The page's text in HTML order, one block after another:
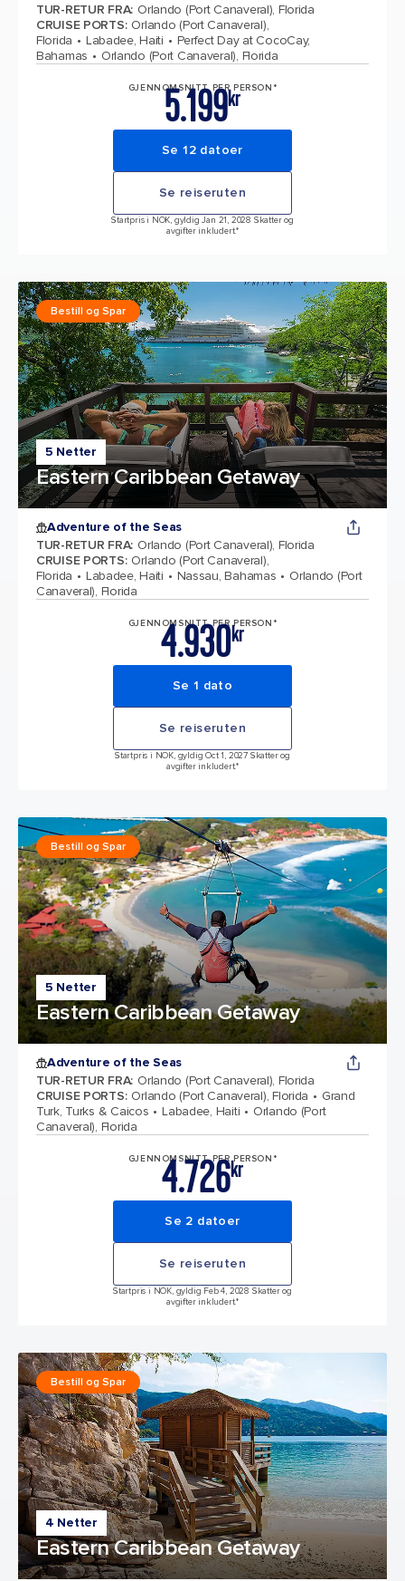
TUR-RETUR FRA: Orlando (Port Canaveral), Florida
CRUISE PORTS: Orlando (Port Canaveral),
Florida
Labadee, Haiti
Perfect Day at CocoCay,
Bahamas
Orlando (Port Canaveral), Florida
GJENNOMSNITT PER PERSON*
kr
5.199
Se 12 datoer
Se reiseruten
Startpris i NOK, gyldig Jan 21, 2028 Skatter og
avgifter inkludert.*
5 Netter
Eastern Caribbean Getaway
Bestill og Spar
Adventure of the Seas
TUR-RETUR FRA: Orlando (Port Canaveral), Florida
CRUISE PORTS: Orlando (Port Canaveral),
Florida
Labadee, Haiti Nassau, Bahamas
Orlando (Port
Canaveral), Florida
GJENNOMSNITT PER PERSON*
kr
4.930
Se 1 dato
Se reiseruten
Startpris i NOK, gyldig Oct 1, 2027 Skatter og
avgifter inkludert.*
5 Netter
Eastern Caribbean Getaway
Bestill og Spar
Adventure of the Seas
TUR-RETUR FRA: Orlando (Port Canaveral), Florida
CRUISE PORTS: Orlando (Port Canaveral), Florida
Grand
Turk, Turks & Caicos
Labadee, Haiti
Orlando (Port
Canaveral), Florida
GJENNOMSNITT PER PERSON*
kr
4.726
Se 2 datoer
Se reiseruten
Startpris i NOK, gyldig Feb 4, 2028 Skatter og
avgifter inkludert.*
4 Netter
Eastern Caribbean Getaway
Bestill og Spar